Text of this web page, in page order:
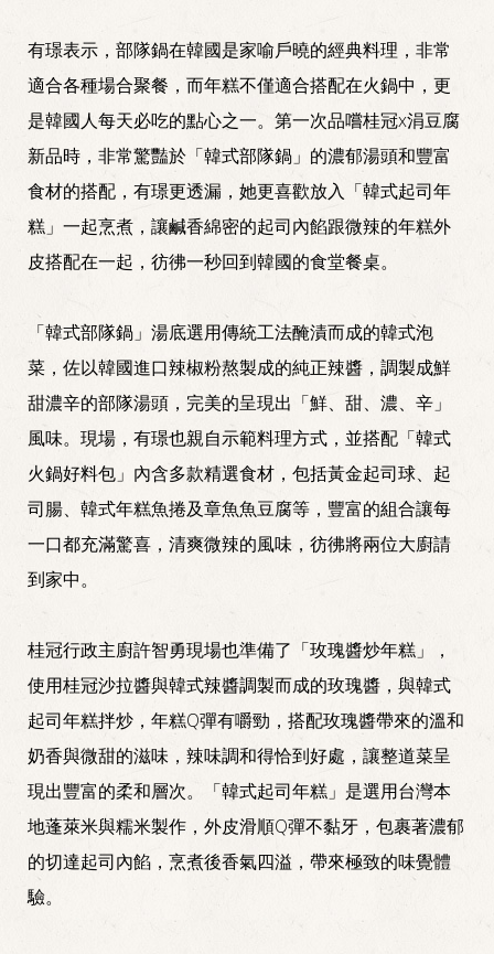
有璟表示，部隊鍋在韓國是家喻戶曉的經典料理，非常
適合各種場合聚餐，而年糕不僅適合搭配在火鍋中，更
是韓國人每天必吃的點心之一。第一次品嚐桂冠x涓豆腐
新品時，非常驚豔於「韓式部隊鍋」的濃郁湯頭和豐富
食材的搭配，有璟更透漏，她更喜歡放入「韓式起司年
糕」一起烹煮，讓鹹香綿密的起司內餡跟微辣的年糕外
皮搭配在一起，彷彿一秒回到韓國的食堂餐桌。
「韓式部隊鍋」湯底選用傳統工法醃漬而成的韓式泡
菜，佐以韓國進口辣椒粉熬製成的純正辣醬，調製成鮮
甜濃辛的部隊湯頭，完美的呈現出「鮮、甜、濃、辛」
風味。現場，有璟也親自示範料理方式，並搭配「韓式
火鍋好料包」內含多款精選食材，包括黃金起司球、起
司腸、韓式年糕魚捲及章魚魚豆腐等，豐富的組合讓每
一口都充滿驚喜，清爽微辣的風味，彷彿將兩位大廚請
到家中。
桂冠行政主廚許智勇現場也準備了「玫瑰醬炒年糕」，
使用桂冠沙拉醬與韓式辣醬調製而成的玫瑰醬，與韓式
起司年糕拌炒，年糕Q彈有嚼勁，搭配玫瑰醬帶來的溫和
奶香與微甜的滋味，辣味調和得恰到好處，讓整道菜呈
現出豐富的柔和層次。「韓式起司年糕」是選用台灣本
地蓬萊米與糯米製作，外皮滑順Q彈不黏牙，包裹著濃郁
的切達起司內餡，烹煮後香氣四溢，帶來極致的味覺體
驗。